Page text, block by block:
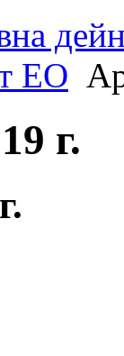
ЕО
г.